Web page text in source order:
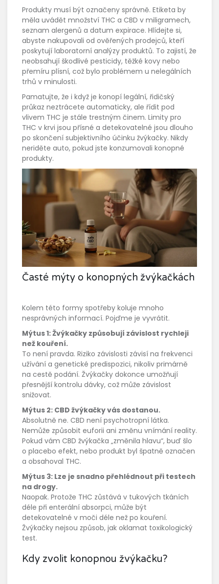
Produkty musí být označeny správně. Etiketa by
měla uvádět množství THC a CBD v miligramech,
seznam alergenů a datum expirace. Hlídejte si,
abyste nakupovali od ověřených prodejců, kteří
poskytují laboratorní analýzy produktů. To zajistí, že
neobsahují škodlivé pesticidy, těžké kovy nebo
přemíru plísní, což bylo problémem u nelegálních
trhů v minulosti.
Pamatujte, že i když je konopí legální, řidičský
průkaz neztrácete automaticky, ale řídit pod
vlivem THC je stále trestným činem. Limity pro
THC v krvi jsou přísné a detekovatelné jsou dlouho
po skončení subjektivního účinku žvýkačky. Nikdy
neriděte auto, pokud jste konzumovali konopné
produkty.
Časté mýty o konopných žvýkačkách
Kolem této formy spotřeby koluje mnoho
nesprávných informací. Pojďme je vyvrátit.
Mýtus 1: Žvýkačky způsobují závislost rychleji
než kouření.
To není pravda. Riziko závislosti závisí na frekvenci
užívání a genetické predispozici, nikoliv primárně
na cestě podání. Žvýkačky dokonce umožňují
přesnější kontrolu dávky, což může závislost
snižovat.
Mýtus 2: CBD žvýkačky vás dostanou.
Absolutně ne. CBD není psychotropní látka.
Nemůže způsobit euforii ani změnu vnímání reality.
Pokud vám CBD žvýkačka „změnila hlavu“, buď šlo
o placebo efekt, nebo produkt byl špatně označen
a obsahoval THC.
Mýtus 3: Lze je snadno přehlédnout při testech
na drogy.
Naopak. Protože THC zůstává v tukových tkáních
déle při enterální absorpci, může být
detekovatelné v moči déle než po kouření.
Žvýkačky nejsou způsob, jak oklamat toxikologický
test.
Kdy zvolit konopnou žvýkačku?